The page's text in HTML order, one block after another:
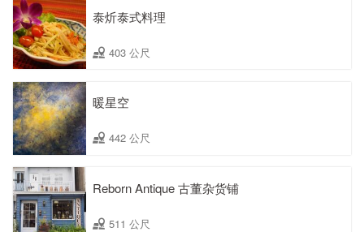
泰炘泰式料理
403 公尺
暖星空
442 公尺
Reborn Antique 古董杂货铺
511 公尺